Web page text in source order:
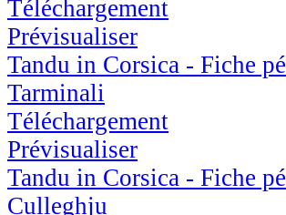
Téléchargement
Prévisualiser
Tandu in Corsica - Fiche
Tarminali
Téléchargement
Prévisualiser
Tandu in Corsica - Fiche
Culleghju